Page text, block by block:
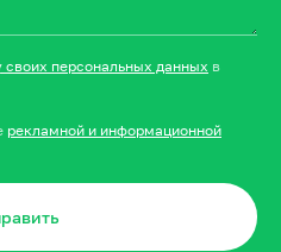
своих персональных данных в
рекламной и информационной